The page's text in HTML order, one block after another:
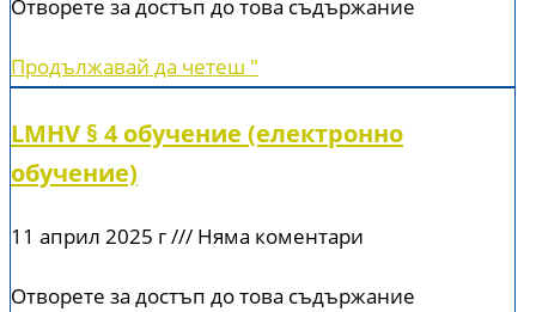
Отворете за достъп до това съдържание
Продължавай да четеш "
LMHV § 4 обучение (електронно
обучение)
11 април 2025 г Няма коментари
Отворете за достъп до това съдържание